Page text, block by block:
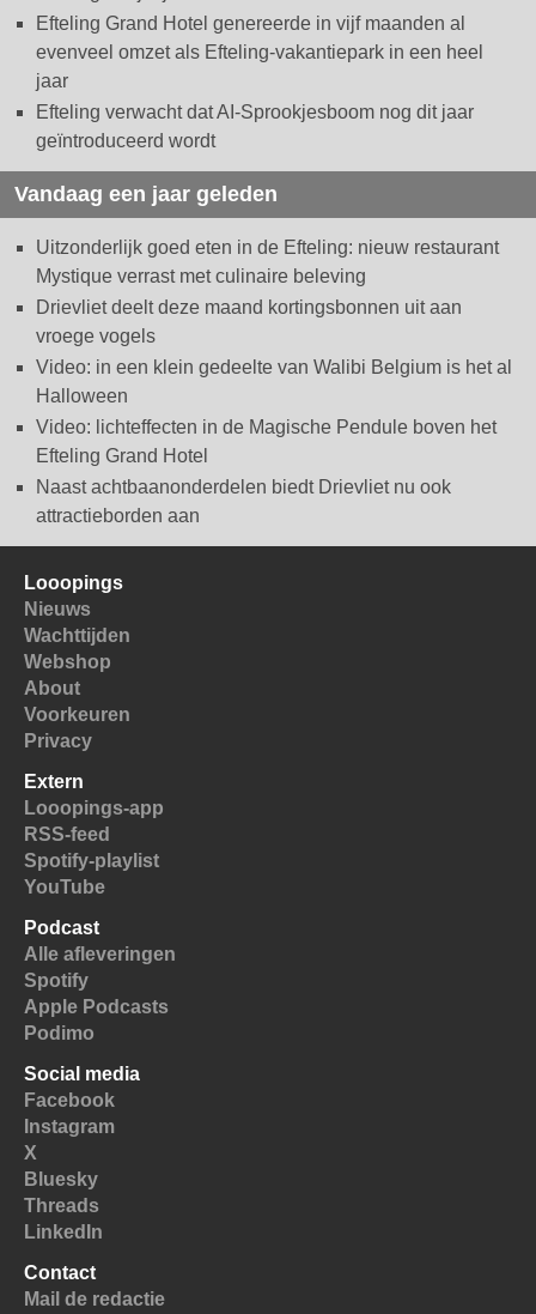
Efteling Grand Hotel genereerde in vijf maanden al
evenveel omzet als Efteling-vakantiepark in een heel
jaar
Efteling verwacht dat AI-Sprookjesboom nog dit jaar
geïntroduceerd wordt
Vandaag een jaar geleden
Uitzonderlijk goed eten in de Efteling: nieuw restaurant
Mystique verrast met culinaire beleving
Drievliet deelt deze maand kortingsbonnen uit aan
vroege vogels
Video: in een klein gedeelte van Walibi Belgium is het al
Halloween
Video: lichteffecten in de Magische Pendule boven het
Efteling Grand Hotel
Naast achtbaanonderdelen biedt Drievliet nu ook
attractieborden aan
Looopings
Nieuws
Wachttijden
Webshop
About
Voorkeuren
Privacy
Extern
Looopings-app
RSS-feed
Spotify-playlist
YouTube
Podcast
Alle afleveringen
Spotify
Apple Podcasts
Podimo
Social media
Facebook
Instagram
X
Bluesky
Threads
LinkedIn
Contact
Mail de redactie